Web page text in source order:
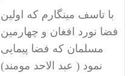
با تاسف مینگارم که اولین
فضا نورد افغان و چهارمین
مسلمان که فضا پیمایی
نمود ( عبد الاحد مومند)